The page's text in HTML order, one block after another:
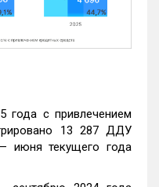
года с привлечением
13 287 ДДУ
июня текущего года